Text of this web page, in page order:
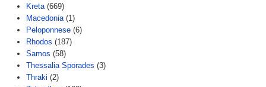
Kreta (669)
Macedonia (1)
Peloponnese (6)
Rhodos (187)
Samos (58)
Thessalia Sporades (3)
Thraki (2)